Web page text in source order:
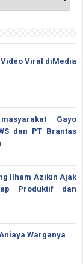
Viral diMedia
Gayo
dan PT Brantas
Ilham Azikin Ajak
Produktif dan
Warganya